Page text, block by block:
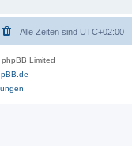
Alle Zeiten sind UTC+02:00
Limited